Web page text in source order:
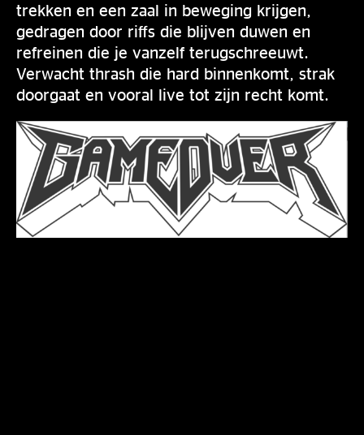
trekken en een zaal in beweging krijgen,
gedragen door riffs die blijven duwen en
refreinen die je vanzelf terugschreeuwt.
Verwacht thrash die hard binnenkomt, strak
doorgaat en vooral live tot zijn recht komt.